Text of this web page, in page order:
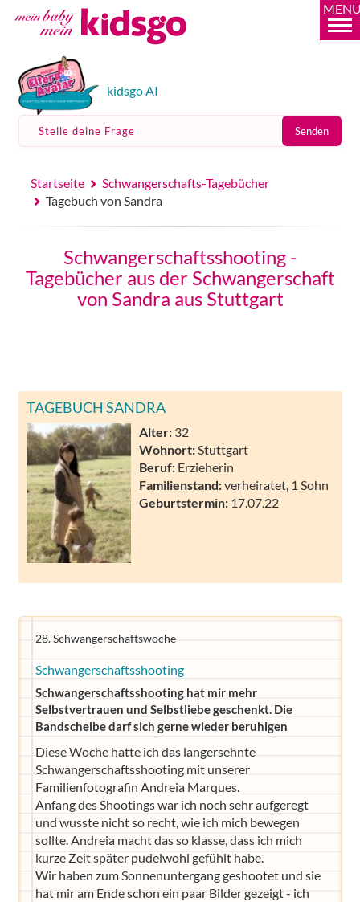
kidsgo AI
Stelle deine Frage Senden
Startseite
Schwangerschafts-Tagebücher
Tagebuch von Sandra
Schwangerschaftsshooting -
Tagebücher aus der Schwangerschaft
von Sandra aus Stuttgart
TAGEBUCH SANDRA
Alter: 32
Wohnort: Stuttgart
Beruf: Erzieherin
Familienstand:verheiratet, 1 Sohn
Geburtstermin: 17.07.22
28. Schwangerschaftswoche
Schwangerschaftsshooting
Schwangerschaftsshooting hat mir mehr
Selbstvertrauen und Selbstliebe geschenkt. Die
Bandscheibe darf sich gerne wieder beruhigen
Diese Woche hatte ich das langersehnte
Schwangerschaftsshooting mit unserer
Familienfotografin Andreia Marques.
Anfang des Shootings war ich noch sehr aufgeregt
und wusste nicht so recht, wie ich mich bewegen
sollte. Andreia macht das so klasse, dass ich mich
kurze Zeit später pudelwohl gefühlt habe.
Wir haben zum Sonnenuntergang geshootet und sie
hat mir am Ende schon ein paar Bilder gezeigt - ich